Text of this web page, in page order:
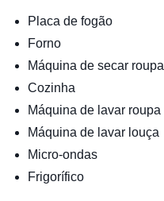
Placa de fogão
Forno
Máquina de secar roupa
Cozinha
Máquina de lavar roupa
Máquina de lavar louça
Micro-ondas
Frigorífico